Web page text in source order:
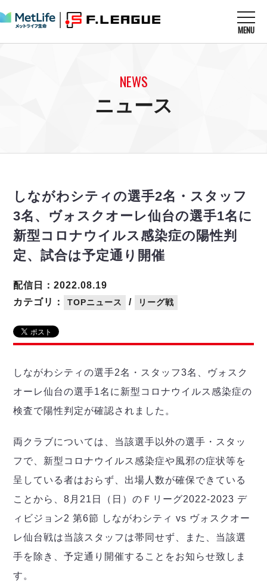
MENU
U-23選抜
メディア情報
フットサル日本代表
その他
戦績表
警告・退場・出場停止選手
個人ランキング｜ゴール
個人ランキング｜シュート
個人ランキング｜シュート成功率
メットライフ生命Ｆ２リーグ
試合日程
戦績表
警告・退場・出場停止選手
個人ランキング｜シュート
個人ランキング｜第2PK
メットライフ生命Ｆリーグカップ 2026
試合日程・結果
アリーナ情報
チケット情報
過去の記録
エスポラーダ北海道
バルドラール浦安
フウガドールすみだ
しながわシティ
ペスカドーラ町田
湘南ベルマーレ
名古屋オーシャンズ
シュライカー大阪
バサジィ大分
メットライフ生命Ｆ２リーグ
ヴォスクオーレ仙台
マルバ水戸FC
リガーレヴィア葛飾
ヴィンセドール白山
アグレミーナ浜松
デウソン神戸
ポルセイド浜田
アリーナ情報 ARENA
リーグ概要
日本フットサルリーグについて
リーグ要項
クラブライセンス関連
過去の記録 ARCHIVE
過去の試合記録
ディビジョン1 試合記録
ディビジョン2 試合記録
Ｆリーグカップ 試合記録
リーグ統計データ
記念ゴール
ハットトリック
担当審判員
選手の通算記録（Ｆ１）
ABeam AWARD
DIVISION01
DIVISION02
NEWS
ニュース
しながわシティの選手2名・スタッフ
3名、ヴォスクオーレ仙台の選手1名に
新型コロナウイルス感染症の陽性判
定、試合は予定通り開催
カテゴリ： TOPニュース / リーグ戦
配信日：2022.08.19
しながわシティの選手2名・スタッフ3名、ヴォスク
オーレ仙台の選手1名に新型コロナウイルス感染症の
検査で陽性判定が確認されました。
両クラブについては、当該選手以外の選手・スタッ
フで、新型コロナウイルス感染症や風邪の症状等を
呈している者はおらず、出場人数が確保できている
ことから、8月21日（日）のＦリーグ2022-2023 デ
ィビジョン2 第6節 しながわシティ vs ヴォスクオー
レ仙台戦は当該スタッフは帯同せず、また、当該選
手を除き、予定通り開催することをお知らせ致しま
す。